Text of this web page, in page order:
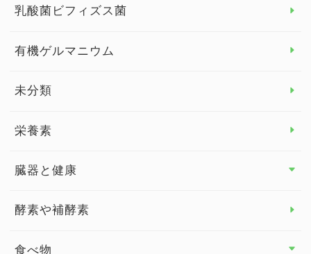
眼の健康
睡眠
乳酸菌ビフィズス菌
有機ゲルマニウム
未分類
栄養素
臓器と健康
臓器と健康 トップ
酵素や補酵素
食べ物